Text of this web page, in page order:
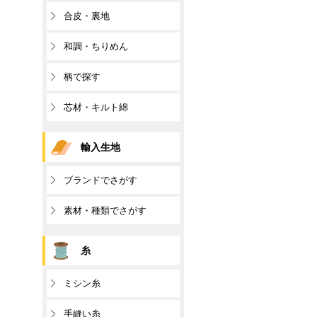
合皮・裏地
和調・ちりめん
柄で探す
芯材・キルト綿
輸入生地
ブランドでさがす
素材・種類でさがす
糸
ミシン糸
手縫い糸